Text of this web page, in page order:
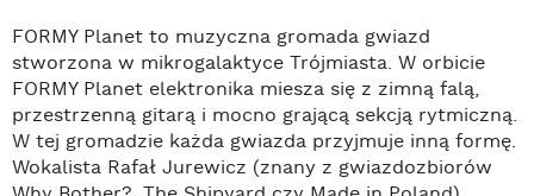
FORMY Planet to muzyczna gromada gwiazd
stworzona w mikrogalaktyce Trójmiasta. W orbicie
FORMY Planet elektronika miesza się z zimną falą,
przestrzenną gitarą i mocno grającą sekcją rytmiczną.
W tej gromadzie każda gwiazda przyjmuje inną formę.
Wokalista Rafał Jurewicz (znany z gwiazdozbiorów